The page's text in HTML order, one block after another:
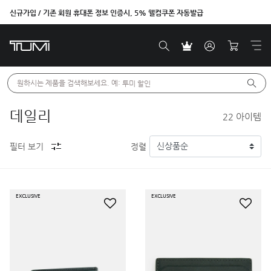
신규가입 / 기존 회원 휴대폰 정보 인증시, 5% 웰컴쿠폰 자동발급
원하시는 제품을 검색해보세요. 예: 투미 할인
데일리 22 아이템
필터 보기 정렬
EXCLUSIVE EXCLUSIVE